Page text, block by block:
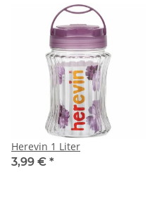
Herevin 1 Liter
3,99 € *